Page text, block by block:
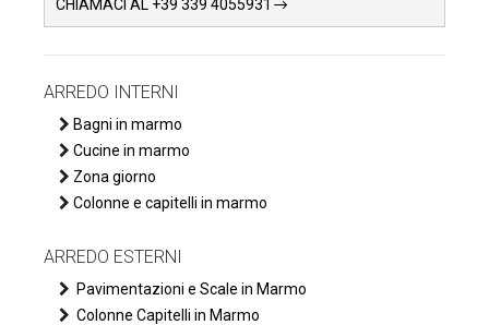
CHIAMACI AL +39 339 4055931
ARREDO INTERNI
Bagni in marmo
Cucine in marmo
Zona giorno
Colonne e capitelli in marmo
ARREDO ESTERNI
Pavimentazioni e Scale in Marmo
Colonne Capitelli in Marmo